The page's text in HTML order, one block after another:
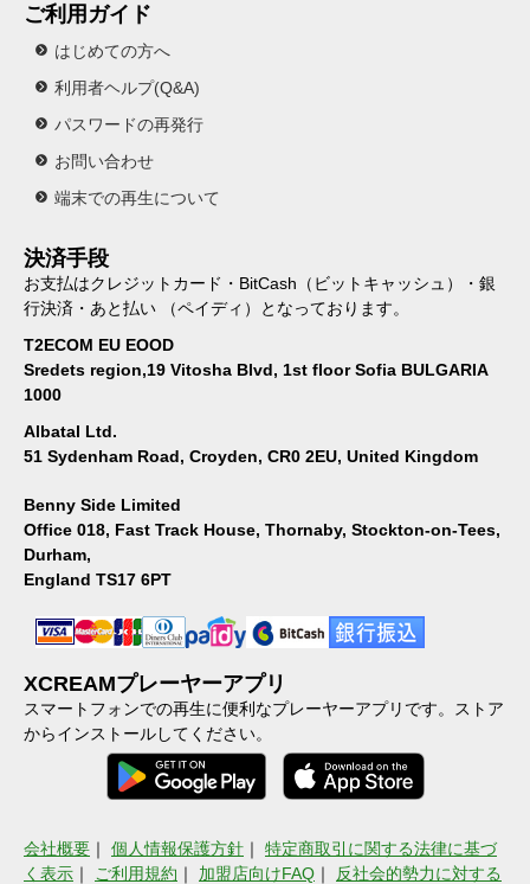
ご利用ガイド
はじめての方へ
利用者ヘルプ(Q&A)
パスワードの再発行
お問い合わせ
端末での再生について
決済手段
お支払はクレジットカード・BitCash（ビットキャッシュ）・銀
行決済・あと払い （ペイディ）となっております。
T2ECOM EU EOOD
Sredets region,19 Vitosha Blvd, 1st floor Sofia BULGARIA
1000
Albatal Ltd.
51 Sydenham Road, Croyden, CR0 2EU, United Kingdom
Benny Side Limited
Office 018, Fast Track House, Thornaby, Stockton-on-Tees,
Durham,
England TS17 6PT
XCREAMプレーヤーアプリ
スマートフォンでの再生に便利なプレーヤーアプリです。ストア
からインストールしてください。
会社概要 ｜ 個人情報保護方針 ｜ 特定商取引に関する法律に基づ
く表示 ｜ ご利用規約 ｜ 加盟店向けFAQ ｜ 反社会的勢力に対する